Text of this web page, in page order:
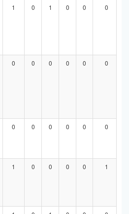
1 0 1 0 0 0
0 0 0 0 0 0
0 0 0 0 0 0
1 0 0 0 0 1